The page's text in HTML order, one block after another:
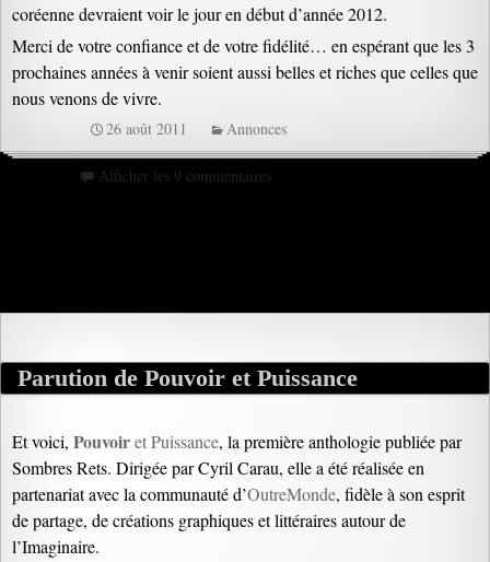
coréenne devraient voir le jour en début d’année 2012.
Merci de votre confiance et de votre fidélité… en espérant que les 3
prochaines années à venir soient aussi belles et riches que celles que
nous venons de vivre.
26 août 2011 Annonces
Afficher les 9 commentaires
Parution de Pouvoir et Puissance
Et voici, Pouvoiret Puissance, la première anthologie publiée par
Sombres Rets. Dirigée par Cyril Carau, elle a été réalisée en
partenariat avec la communauté d’OutreMonde, fidèle à son esprit
de partage, de créations graphiques et littéraires autour de
l’Imaginaire.